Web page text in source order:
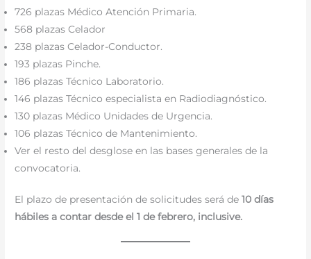
726 plazas Médico Atención Primaria.
568 plazas Celador
238 plazas Celador-Conductor.
193 plazas Pinche.
186 plazas Técnico Laboratorio.
146 plazas Técnico especialista en Radiodiagnóstico.
130 plazas Médico Unidades de Urgencia.
106 plazas Técnico de Mantenimiento.
Ver el resto del desglose en las bases generales de la
convocatoria.
El plazo de presentación de solicitudes será de10 días
hábiles a contar desde el 1 de febrero, inclusive.